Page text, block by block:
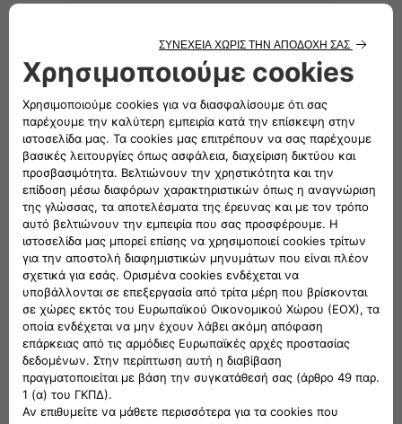
SPORT
Αξεσουαρ τροχων
ΦΡΟΝΤΙΔΑ ΟΧΗΜΑΤΟΣ
Προιοντα φροντιδας οχηματος
ΑΝΕΣΗ
Καλυμματα καθισματων
Ταπετα moketa σε dfs
ΑΣΦΑΛΕΙΑ
Επιδιορθωση ελαστικων
MULTIMEDIA
Επιλογες ηλεκτρονικες